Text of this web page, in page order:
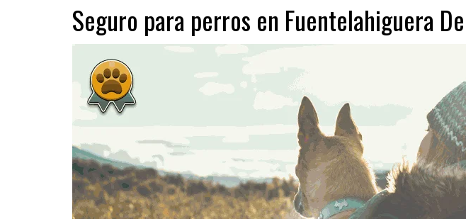
Seguro para perros en Fuentelahiguera